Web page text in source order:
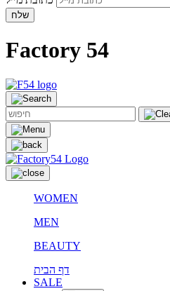
שלח
Factory 54
WOMEN
MEN
BEAUTY
דף הבית
SALE